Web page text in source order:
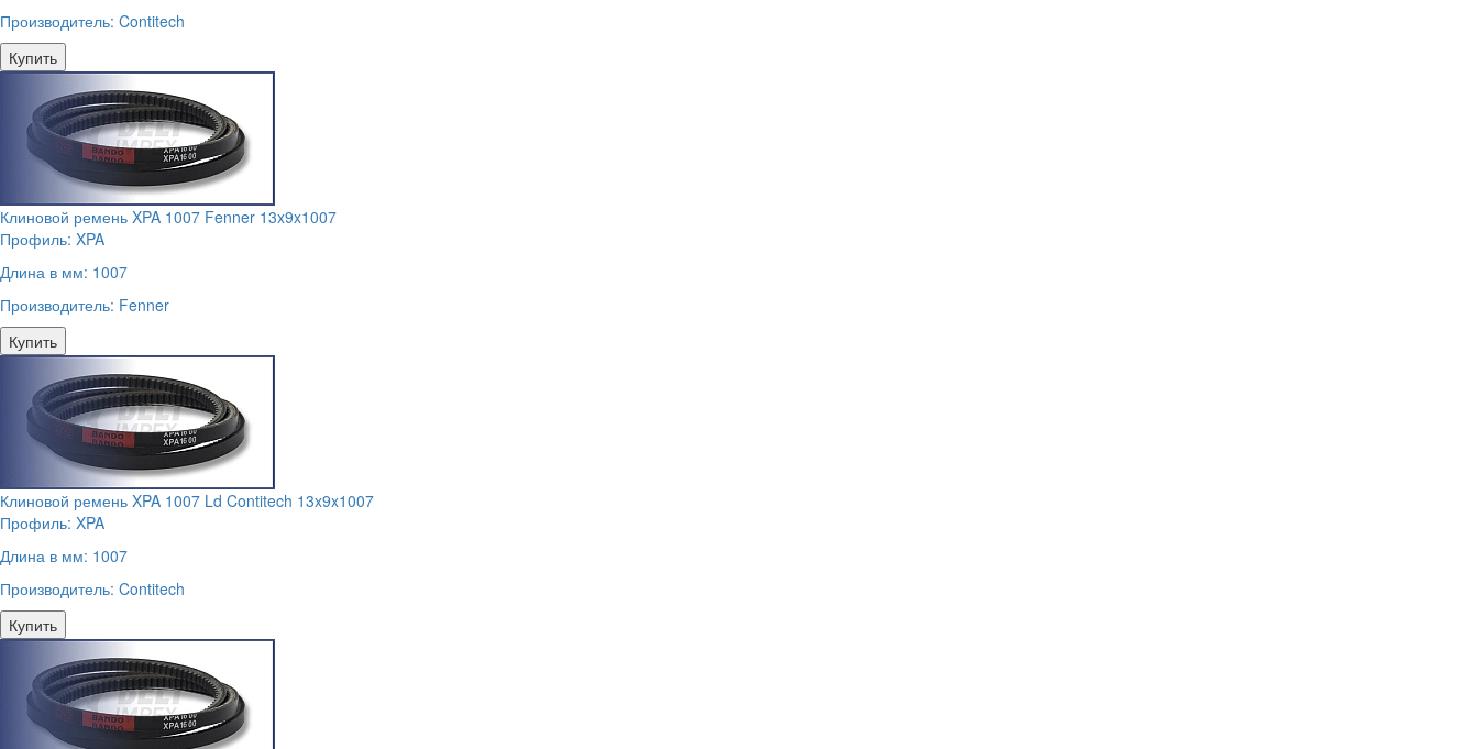
Производитель: Contitech
Купить
Клиновой ремень XPA 1007 Fenner 13x9x1007
Профиль: XPA
Длина в мм: 1007
Производитель: Fenner
Купить
Клиновой ремень XPA 1007 Ld Contitech 13x9x1007
Профиль: XPA
Длина в мм: 1007
Производитель: Contitech
Купить